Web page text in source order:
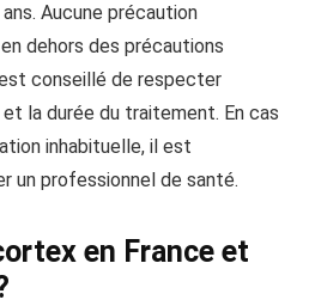
Aucune précaution
dehors des précautions
conseillé de respecter
la durée du traitement. En cas
inhabituelle, il est
un professionnel de santé.
en France et